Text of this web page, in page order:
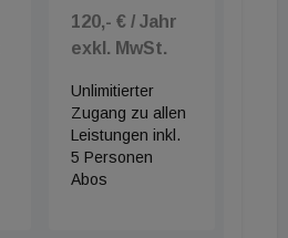
120,- € / Jahr
exkl. MwSt.
Unlimitierter
Zugang zu allen
Leistungen inkl.
5 Personen
Abos